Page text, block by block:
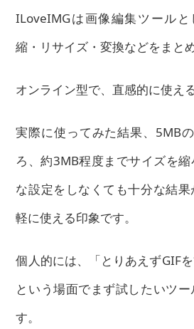
ILoveIMGは画像編集ツール
縮・リサイズ・変換などをまと
オンライン型で、直感的に使え
実際に使ってみた結果、5MB
ろ、約3MB程度までサイズを
な設定をしなくても十分な結
軽に使える印象です。
個人的には、「とりあえずGIF
という場面でまず試したいツ
す。